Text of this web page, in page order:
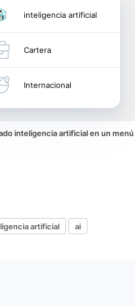
inteligencia artificial
Cartera
Internacional
inteligencia artificial en un menú
artificial ai